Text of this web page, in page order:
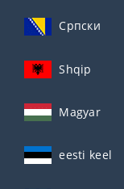
Српски
Shqip
Magyar
eesti keel